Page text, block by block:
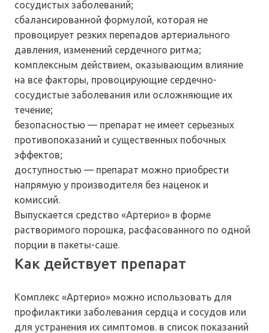
сосудистых заболеваний;
сбалансированной формулой, которая не
провоцирует резких перепадов артериального
давления, изменений сердечного ритма;
комплексным действием, оказывающим влияние
на все факторы, провоцирующие сердечно-
сосудистые заболевания или осложняющие их
течение;
безопасностью — препарат не имеет серьезных
противопоказаний и существенных побочных
эффектов;
доступностью — препарат можно приобрести
напрямую у производителя без наценок и
комиссий.
Выпускается средство «Артерио» в форме
растворимого порошка, расфасованного по одной
порции в пакеты-саше.
Как действует препарат
Комплекс «Артерио» можно использовать для
профилактики заболевания сердца и сосудов или
для устранения их симптомов. в список показаний